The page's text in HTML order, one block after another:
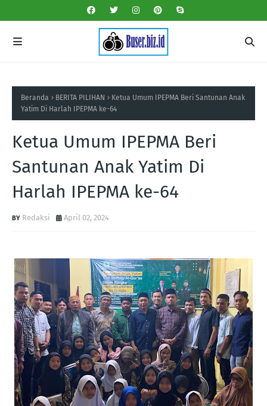
Beranda BERITA PILIHAN
Ketua Umum IPEPMA Beri Santunan Anak
Yatim Di Harlah IPEPMA ke-64
Ketua Umum IPEPMA Beri
Santunan Anak Yatim Di
Harlah IPEPMA ke-64
Redaksi April 02, 2024